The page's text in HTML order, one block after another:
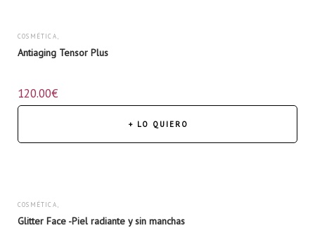
COSMÉTICA
NUTRICOSMÉTICA
Antiaging Tensor Plus
120.00€
+ LO QUIERO
COSMÉTICA
Glitter Face -Piel radiante y sin manchas